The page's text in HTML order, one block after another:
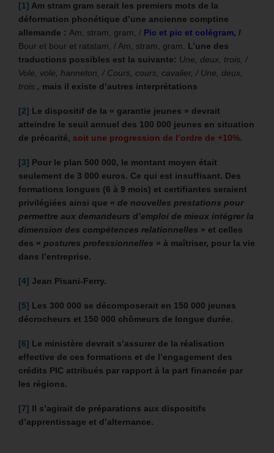
[1] Am stram gram serait les premiers mots de la
déformation phonétique d’une ancienne comptine
allemande : Am, stram, gram, / Pic et pic et colégram, /
Bour et bour et ratatam, / Am, stram, gram. L’une des
traductions possibles est la suivante: Une, deux, trois, /
Vole, vole, hanneton, / Cours, cours, cavalier, / Une, deux,
trois., mais il existe d’autres interprétations
[2] Le dispositif de la « garantie jeunes » devrait
atteindre le seuil annuel des 100 000 jeunes en situation
de précarité, soit une progression de l’ordre de +10%.
[3] Pour le plan 500 000, le montant moyen était
seulement de 3 000 euros. Ce qui est insuffisant. Des
formations longues (6 à 9 mois) et certifiantes seraient
privilégiées ainsi que « de nouvelles prestations pour
permettre aux demandeurs d’emploi de mieux intégrer la
dimension des compétences relationnelles » et celles
des « postures professionnelles » à maîtriser, pour la vie
dans l’entreprise.
[4] Jean Pisani-Ferry.
[5] Les 300 000 se décomposerait en 150 000 jeunes
décrocheurs et 150 000 chômeurs de longue durée.
[6] Le ministère devrait s’assurer de la réalisation
effective de ces formations et de l’engagement des
crédits PIC attribués par rapport à la part financée par
les régions.
[7] Il s’agirait de préparations aux dispositifs
d’apprentissage et d’alternance.